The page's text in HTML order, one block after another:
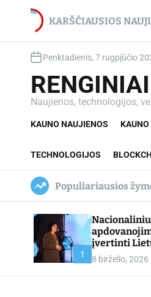
KARŠČIAUSIOS
Stancikui – net du
Penktadienis, 7 rugpjūčio
Naujienos, technologijos,
KAUNO NAUJIENOS
TECHNOLOGIJOS
Populiariausios
1
įvertinti
profesinio
lyderiai
8 birželio, 2026